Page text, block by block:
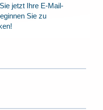
jetzt Ihre E-Mail-
Sie zu